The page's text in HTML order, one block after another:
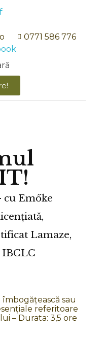
0771 586 776
VENIT!
– PLUS
PREGĂTIT”
sugari și copii
individuală
cu Emőke
Lamaze,
îmbogățească sau
referitoare
– Durata: 3,5 ore